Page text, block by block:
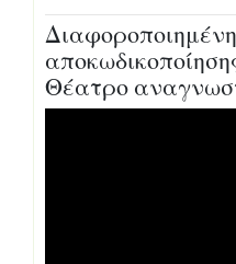
Θέατρο